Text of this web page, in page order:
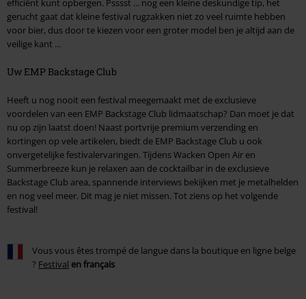
efficiënt kunt opbergen. Psssst ... nog een kleine deskundige tip, het
gerucht gaat dat kleine festival rugzakken niet zo veel ruimte hebben
voor bier, dus door te kiezen voor een groter model ben je altijd aan de
veilige kant ...
Uw EMP Backstage Club
Heeft u nog nooit een festival meegemaakt met de exclusieve
voordelen van een EMP Backstage Club lidmaatschap? Dan moet je dat
nu op zijn laatst doen! Naast portvrije premium verzending en
kortingen op vele artikelen, biedt de EMP Backstage Club u ook
onvergetelijke festivalervaringen. Tijdens Wacken Open Air en
Summerbreeze kun je relaxen aan de cocktailbar in de exclusieve
Backstage Club area, spannende interviews bekijken met je metalhelden
en nog veel meer. Dit mag je niet missen. Tot ziens op het volgende
festival!
Vous vous êtes trompé de langue dans la boutique en ligne belge
? Festival en français